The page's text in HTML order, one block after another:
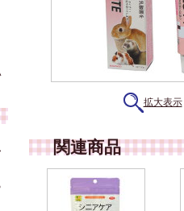
拡大表示
関連商品